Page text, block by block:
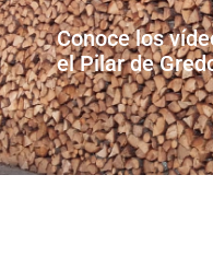
Conoce los
el Pilar de